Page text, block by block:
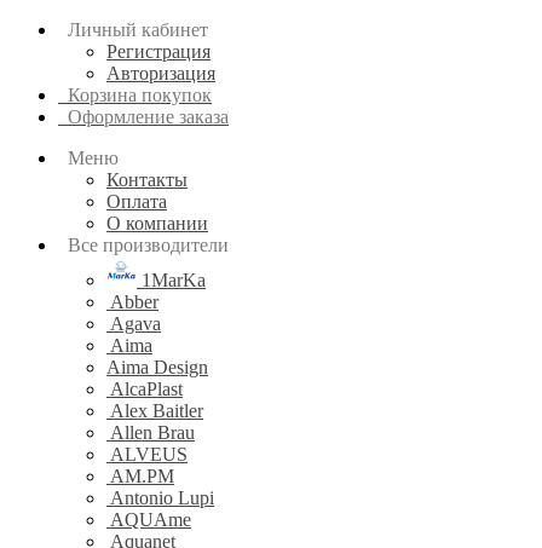
Личный кабинет
Регистрация
Авторизация
Корзина покупок
Оформление заказа
Меню
Контакты
Оплата
О компании
Все производители
1MarKa
Abber
Agava
Aima
Aima Design
AlcaPlast
Alex Baitler
Allen Brau
ALVEUS
AM.PM
Antonio Lupi
AQUAme
Aquanet